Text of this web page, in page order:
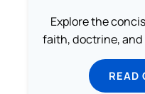
Explore the
faith, doctrine, and
READ